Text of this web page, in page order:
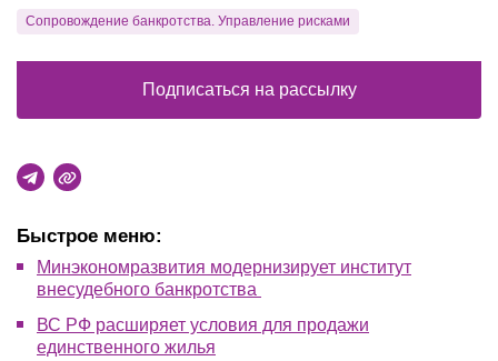
Быстрое меню:
Минэкономразвития модернизирует институт
внесудебного банкротства
ВС РФ расширяет условия для продажи
единственного жилья
Сопровождение банкротства. Управление рисками
Подписаться на рассылку